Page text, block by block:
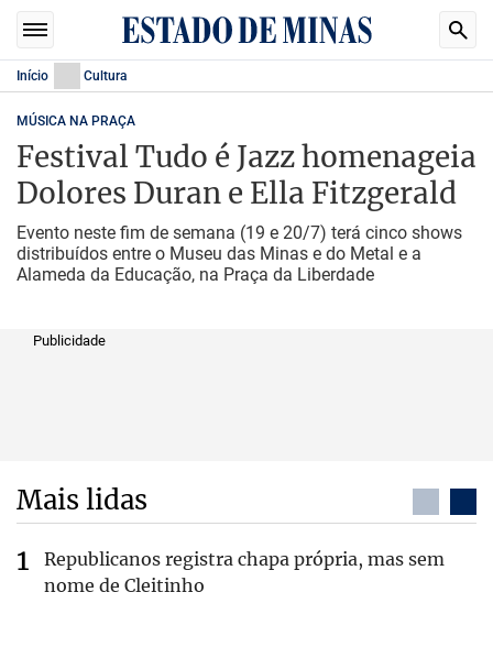
Início Cultura
MÚSICA NA PRAÇA
Festival Tudo é Jazz homenageia
Dolores Duran e Ella Fitzgerald
Evento neste fim de semana (19 e 20/7) terá cinco shows
distribuídos entre o Museu das Minas e do Metal e a
Alameda da Educação, na Praça da Liberdade
Publicidade
Mais lidas
Republicanos registra chapa própria, mas sem
nome de Cleitinho